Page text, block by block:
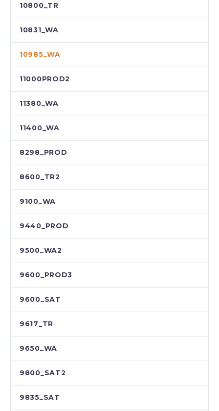
10800_TR
10831_WA
10985_WA
11000PROD2
11380_WA
11400_WA
8298_PROD
8600_TR2
9100_WA
9440_PROD
9500_WA2
9600_PROD3
9600_SAT
9617_TR
9650_WA
9800_SAT2
9835_SAT